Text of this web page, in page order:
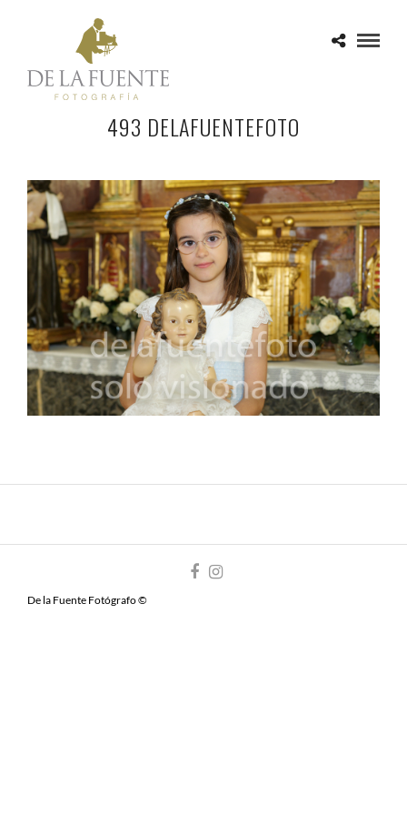
493 DELAFUENTEFOTO
De la Fuente Fotógrafo ©